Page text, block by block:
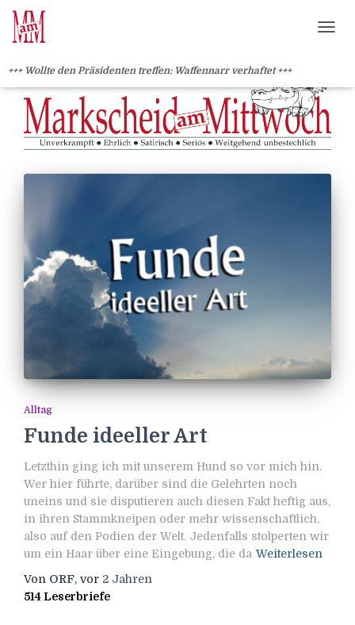
+++ Wollte den Präsidenten treffen: Waffennarr verhaftet +++
Alltag
Funde ideeller Art
Letzthin ging ich mit unserem Hund so vor mich hin.
Wer hier führte, darüber sind die Gelehrten noch
uneins und sie disputieren auch diesen Fakt heftig aus,
in ihren Stammkneipen oder mehr wissenschaftlich,
also auf den Podien der Welt. Jedenfalls stolperten wir
um ein Haar über eine Eingebung, die da Weiterlesen
Von ORF, vor 2 Jahren
514 Leserbriefe